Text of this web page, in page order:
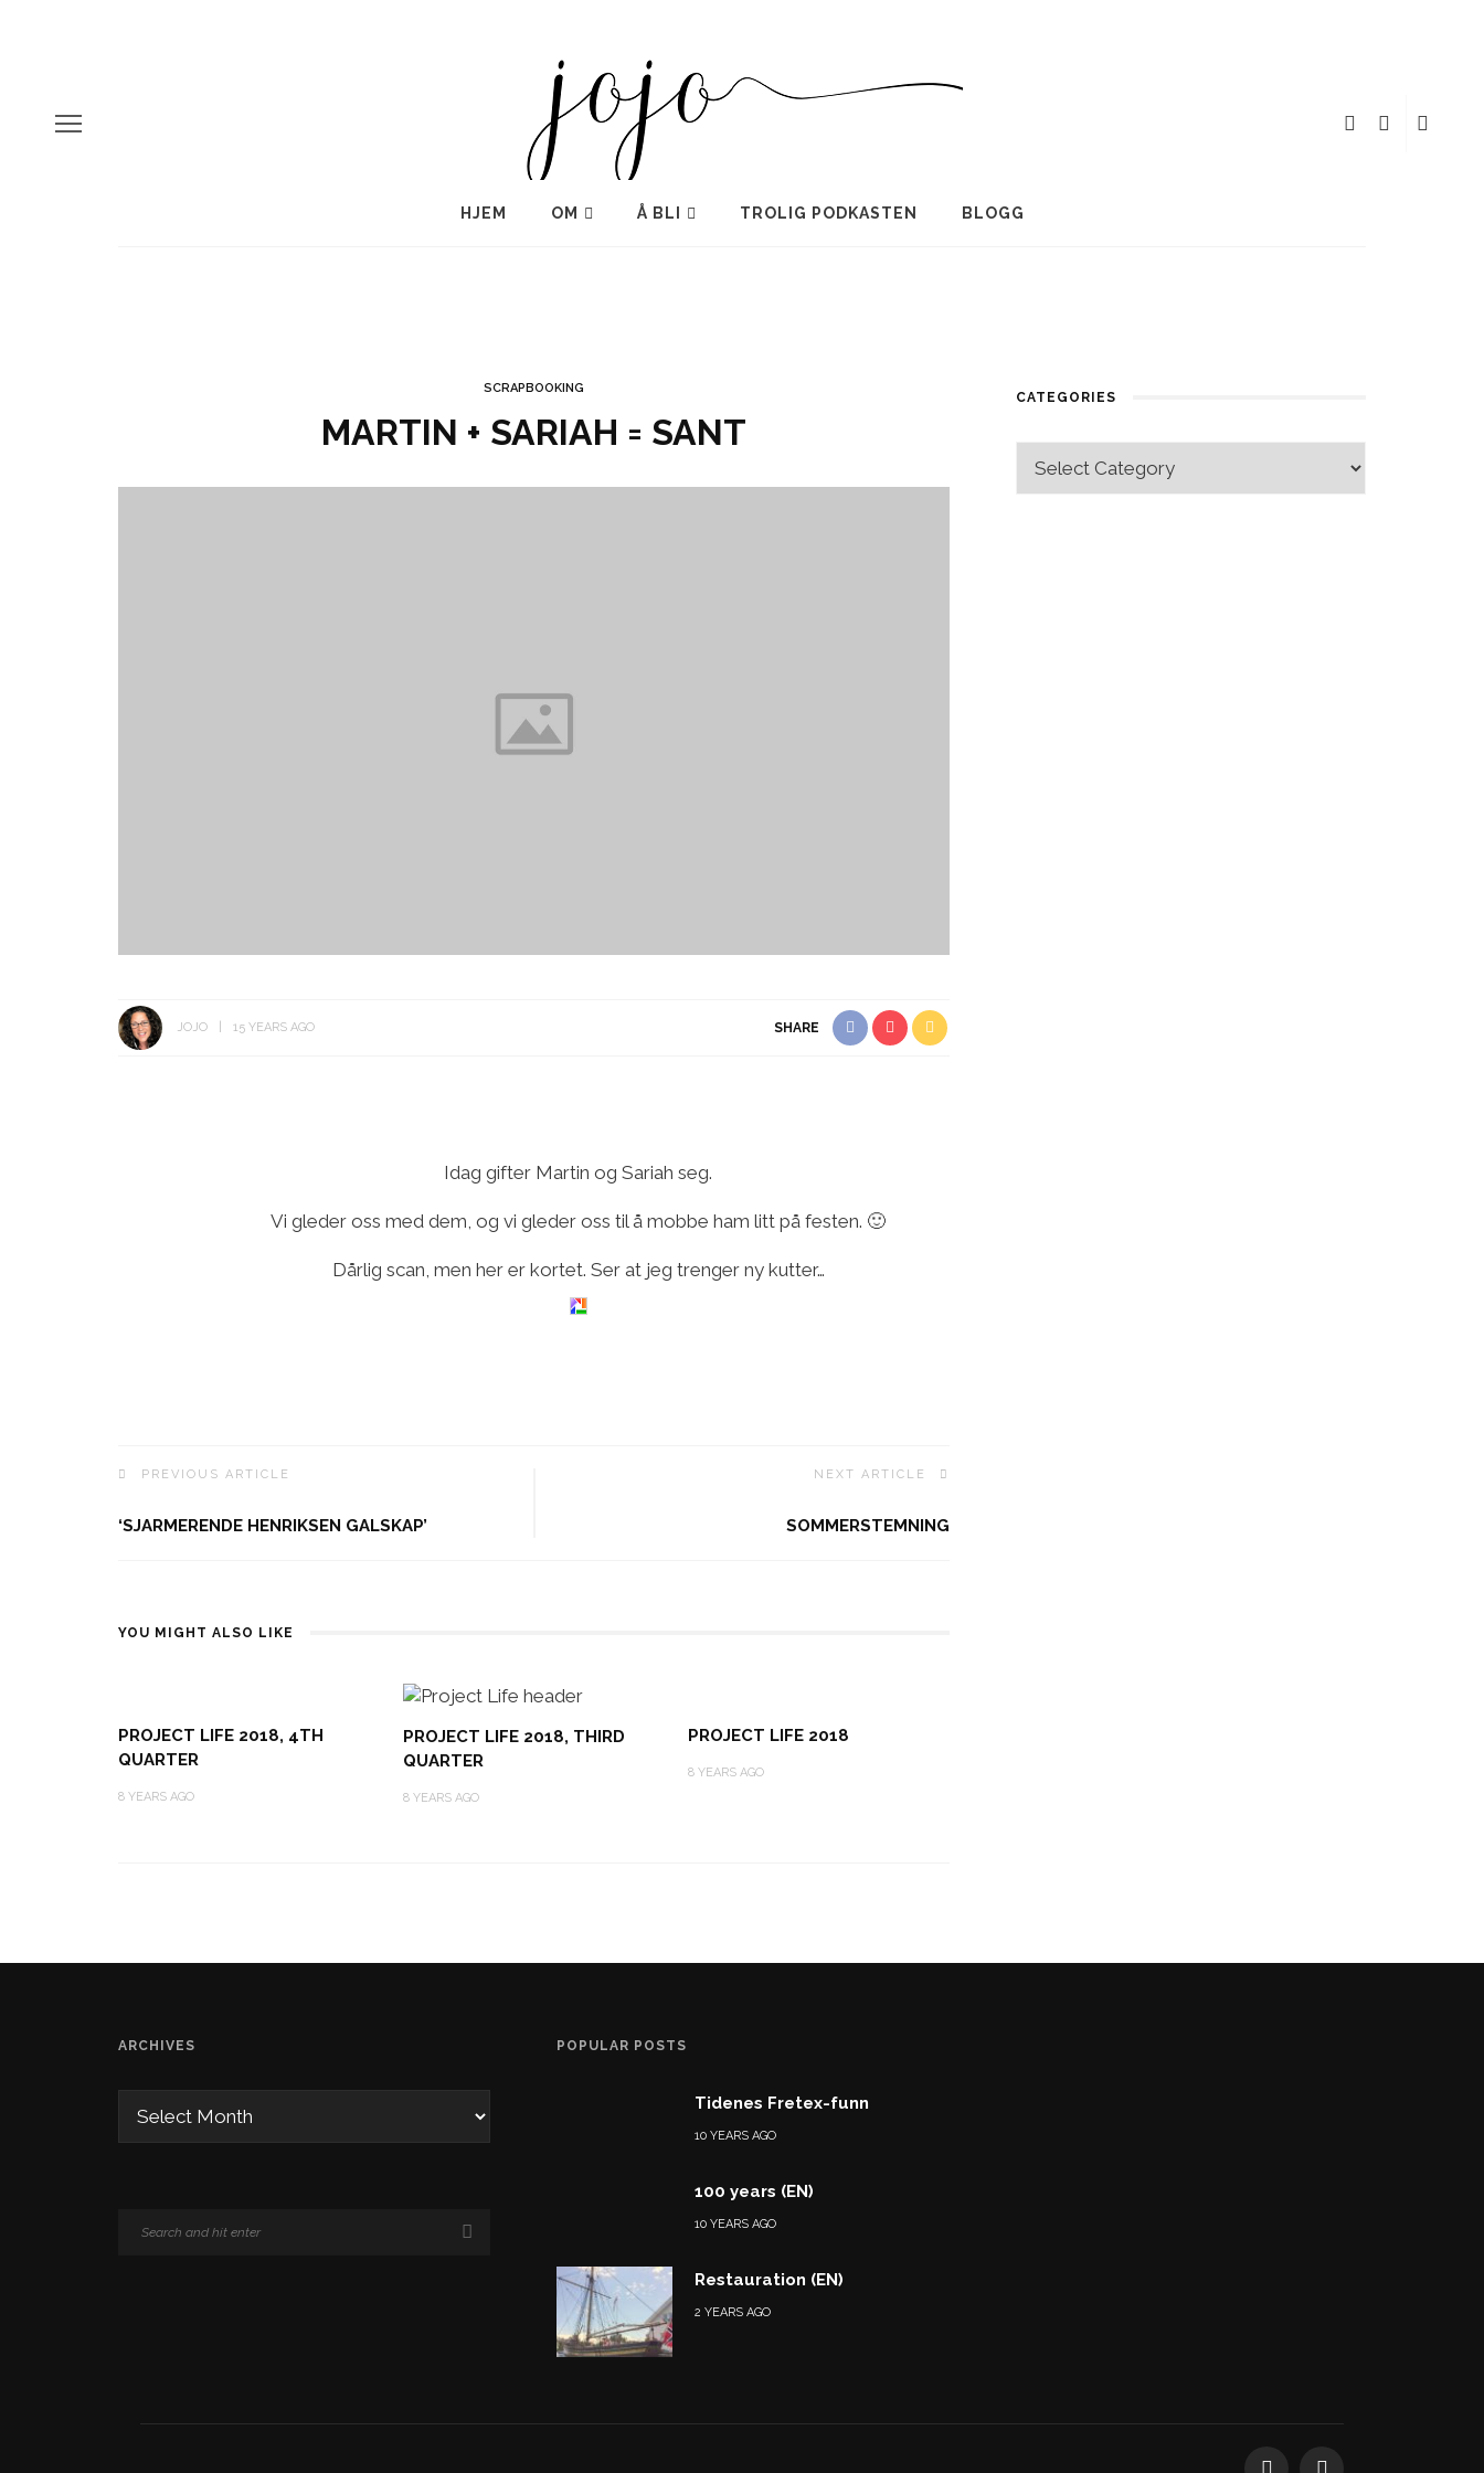
HJEM OM Å BLI TROLIG PODKASTEN BLOGG
SCRAPBOOKING
MARTIN + SARIAH = SANT
JOJO 15 YEARS AGO SHARE
Idag gifter Martin og Sariah seg.
Vi gleder oss med dem, og vi gleder oss til å mobbe ham litt på festen. 🙂
Dårlig scan, men her er kortet. Ser at jeg trenger ny kutter…
PREVIOUS ARTICLE
‘SJARMERENDE HENRIKSEN GALSKAP’
NEXT ARTICLE
SOMMERSTEMNING
YOU MIGHT ALSO LIKE
PROJECT LIFE 2018, 4TH
QUARTER
8 YEARS AGO
PROJECT LIFE 2018, THIRD
QUARTER
8 YEARS AGO
PROJECT LIFE 2018
8 YEARS AGO
CATEGORIES
ARCHIVES POPULAR POSTS
Tidenes Fretex-funn
10 YEARS AGO
100 years (EN)
10 YEARS AGO
Restauration (EN)
2 YEARS AGO